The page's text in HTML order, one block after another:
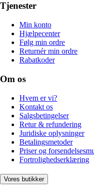
Tjenester
Min konto
Hjælpecenter
Følg min ordre
Returnér min ordre
Rabatkoder
Om os
Hvem er vi?
Kontakt os
Salgsbetingelser
Retur & refundering
Juridiske oplysninger
Betalingsmetoder
Priser og
Fortrolighedserklæring
Vores butikker